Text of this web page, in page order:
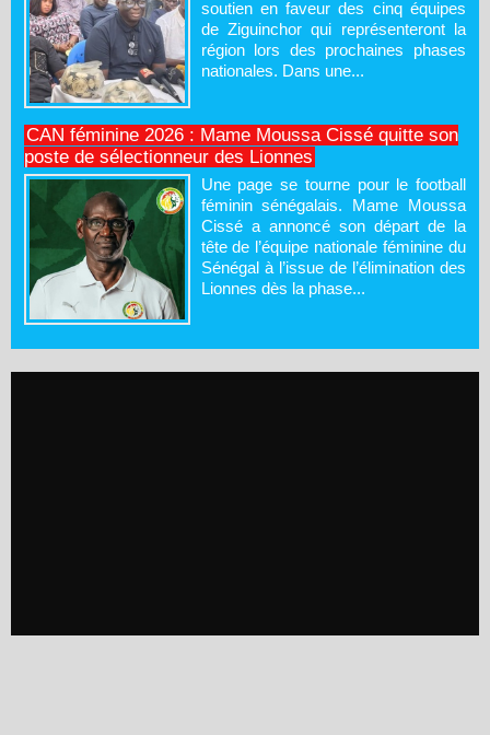
soutien en faveur des cinq équipes
de Ziguinchor qui représenteront la
région lors des prochaines phases
nationales. Dans une...
CAN féminine 2026 : Mame Moussa Cissé quitte son
poste de sélectionneur des Lionnes
Une page se tourne pour le football
féminin sénégalais. Mame Moussa
Cissé a annoncé son départ de la
tête de l’équipe nationale féminine du
Sénégal à l’issue de l’élimination des
Lionnes dès la phase...